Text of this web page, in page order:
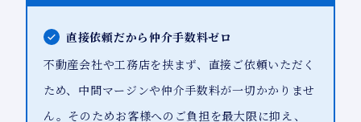
直接依頼だから仲介手数料ゼロ
不動産会社や工務店を挟まず、直接ご依頼いただく
ため、中間マージンや仲介手数料が一切かかりませ
ん。そのためお客様へのご負担を最大限に抑え、